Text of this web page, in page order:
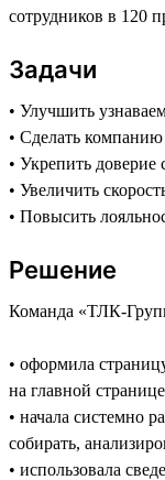
сотрудников в 120
Задачи
• Улучшить
• Сделать компанию
• Укрепить доверие
• Увеличить
• Повысить
Решение
Команда «ТЛК-
• оформила
на главной
• начала системно
собирать,
• использовала